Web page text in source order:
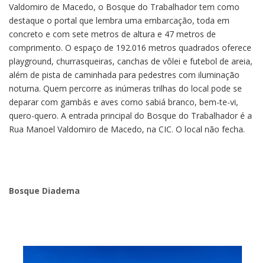
Valdomiro de Macedo, o Bosque do Trabalhador tem como
destaque o portal que lembra uma embarcação, toda em
concreto e com sete metros de altura e 47 metros de
comprimento. O espaço de 192.016 metros quadrados oferece
playground, churrasqueiras, canchas de vôlei e futebol de areia,
além de pista de caminhada para pedestres com iluminação
noturna. Quem percorre as inúmeras trilhas do local pode se
deparar com gambás e aves como sabiá branco, bem-te-vi,
quero-quero. A entrada principal do Bosque do Trabalhador é a
Rua Manoel Valdomiro de Macedo, na CIC. O local não fecha.
Bosque Diadema